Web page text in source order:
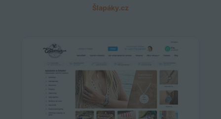
Šlapáky.cz